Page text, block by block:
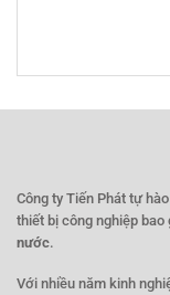
Công ty Tiến Phát tự
thiết bị công nghiệp bao
nước.
Với nhiều năm kinh